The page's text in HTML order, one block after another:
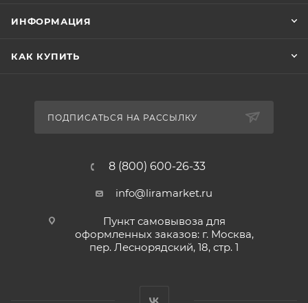
ИНФОРМАЦИЯ
КАК КУПИТЬ
ПОДПИСАТЬСЯ НА РАССЫЛКУ
8 (800) 600-26-33
info@liramarket.ru
Пункт самовывоза для
оформленных заказов: г. Москва,
пер. Леснорядский, 18, стр. 1